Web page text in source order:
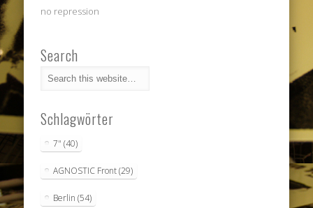
no repression
Search
Schlagwörter
7" (40)
AGNOSTIC Front(29)
Berlin (54)